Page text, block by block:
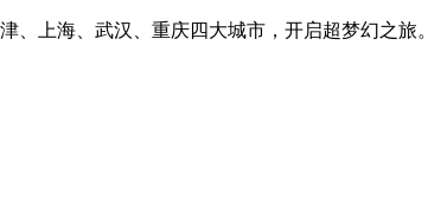
、上海、武汉、重庆四大城市，开启超梦幻之旅。